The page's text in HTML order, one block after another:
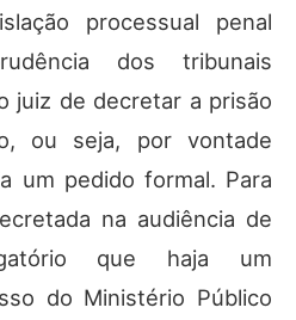
processual penal
dos tribunais
juiz de decretar a prisão
ou seja, por vontade
um pedido formal. Para
na audiência de
que haja um
do Ministério Público